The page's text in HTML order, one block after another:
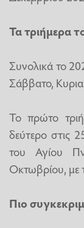
Τα τριήμερα
Συνολικά το
Σάββατο,
Το πρώτο
δεύτερο στις
του Αγίου
Οκτωβρίου, με
Πιο